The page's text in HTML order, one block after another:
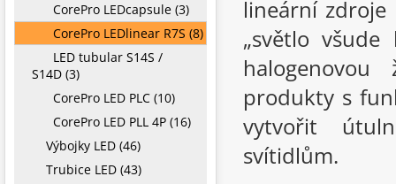
lineární zdroje
„světlo
halogenovou
produkty s
vytvořit
svítidlům.
CorePro LEDcapsule (3)
CorePro LEDlinear R7S (8)
LED tubular S14S /
S14D (3)
CorePro LED PLC (10)
CorePro LED PLL 4P (16)
Výbojky LED (46)
Trubice LED (43)